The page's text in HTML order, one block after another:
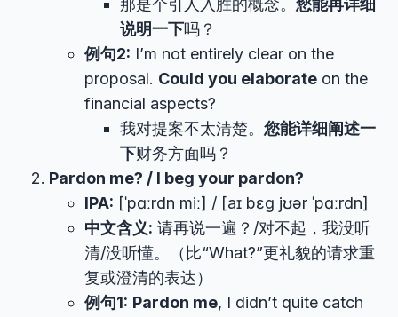
那是个引人入胜的概念。 您能再详细
说明一下吗？
例句2: I’m not entirely clear on the
proposal. Could you elaborate on the
financial aspects?
我对提案不太清楚。 您能详细阐述一
下财务方面吗？
Pardon me? / I beg your pardon?
IPA: [ˈpɑːrdn miː] / [aɪ bɛɡ jʊər ˈpɑːrdn]
中文含义: 请再说一遍？/对不起，我没听
清/没听懂。（比“What?”更礼貌的请求重
复或澄清的表达）
例句1: Pardon me, I didn’t quite catch